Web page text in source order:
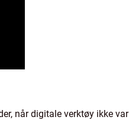
når digitale verktøy ikke var